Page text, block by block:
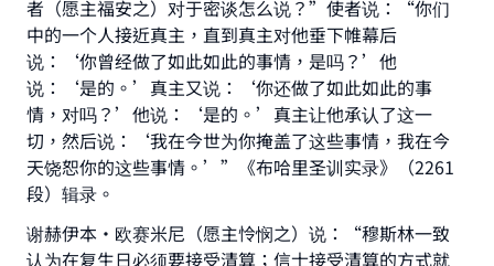
者（愿主福安之）对于密谈怎么说？”使者说：“你们
中的一个人接近真主，直到真主对他垂下帷幕后
说：‘你曾经做了如此如此的事情，是吗？’他
说：‘是的。’真主又说：‘你还做了如此如此的事
情，对吗？’他说：‘是的。’真主让他承认了这一
切，然后说：‘我在今世为你掩盖了这些事情，我在今
天饶恕你的这些事情。’”《布哈里圣训实录》（2261
段）辑录。
谢赫伊本·欧赛米尼（愿主怜悯之）说：“穆斯林一致
认为在复生日必须要接受清算；信士接受清算的方式就